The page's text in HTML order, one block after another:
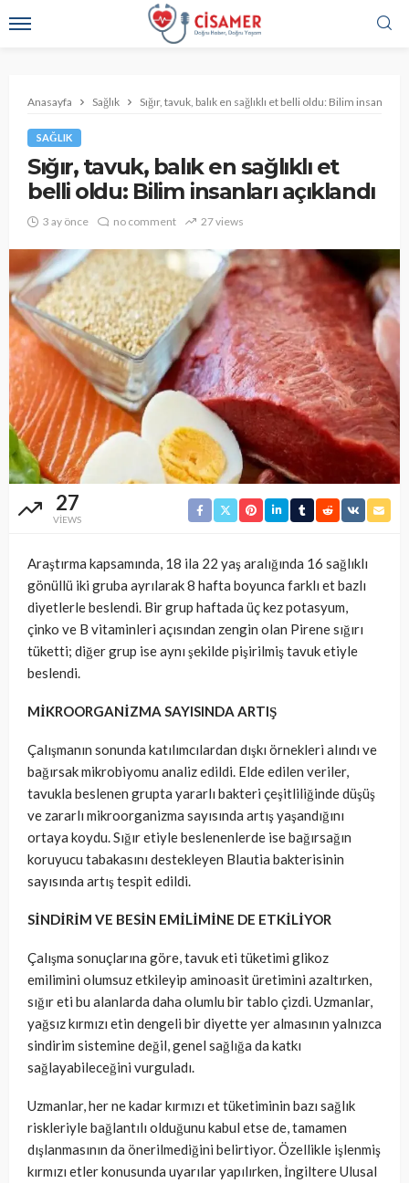
Anasayfa Sağlık Sığır, tavuk, balık en sağlıklı et belli oldu: Bilim insanları
SAĞLIK
Sığır, tavuk, balık en sağlıklı et
belli oldu: Bilim insanları açıklandı
3 ay önce no comment 27 views
27
VIEWS
Araştırma kapsamında, 18 ila 22 yaş aralığında 16 sağlıklı
gönüllü iki gruba ayrılarak 8 hafta boyunca farklı et bazlı
diyetlerle beslendi. Bir grup haftada üç kez potasyum,
çinko ve B vitaminleri açısından zengin olan Pirene sığırı
tüketti; diğer grup ise aynı şekilde pişirilmiş tavuk etiyle
beslendi.
MİKROORGANİZMA SAYISINDA ARTIŞ
Çalışmanın sonunda katılımcılardan dışkı örnekleri alındı ve
bağırsak mikrobiyomu analiz edildi. Elde edilen veriler,
tavukla beslenen grupta yararlı bakteri çeşitliliğinde düşüş
ve zararlı mikroorganizma sayısında artış yaşandığını
ortaya koydu. Sığır etiyle beslenenlerde ise bağırsağın
koruyucu tabakasını destekleyen Blautia bakterisinin
sayısında artış tespit edildi.
SİNDİRİM VE BESİN EMİLİMİNE DE ETKİLİYOR
Çalışma sonuçlarına göre, tavuk eti tüketimi glikoz
emilimini olumsuz etkileyip aminoasit üretimini azaltırken,
sığır eti bu alanlarda daha olumlu bir tablo çizdi. Uzmanlar,
yağsız kırmızı etin dengeli bir diyette yer almasının yalnızca
sindirim sistemine değil, genel sağlığa da katkı
sağlayabileceğini vurguladı.
Uzmanlar, her ne kadar kırmızı et tüketiminin bazı sağlık
riskleriyle bağlantılı olduğunu kabul etse de, tamamen
dışlanmasının da önerilmediğini belirtiyor. Özellikle işlenmiş
kırmızı etler konusunda uyarılar yapılırken, İngiltere Ulusal